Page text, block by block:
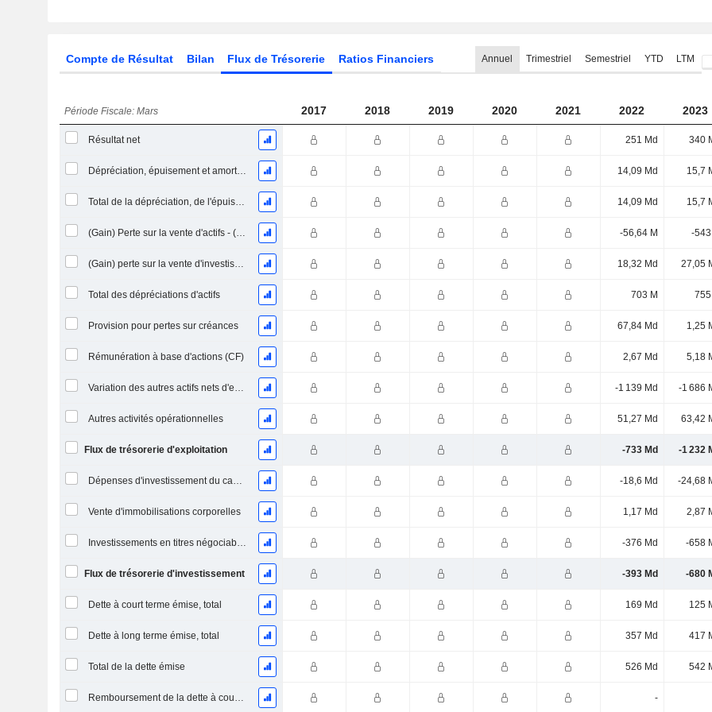
Compte de Résultat Bilan Flux de Trésorerie Ratios Financiers Annuel Trimestriel Semestriel YTD LTM
Période Fiscale: Mars 2017 2018 2019 2020 2021 2022 2023
Résultat net 251 Md 340
Dépréciation, épuisement et amortissement 14,09 Md 15,7
Total de la dépréciation, de l'épuisement et de l'amortissement 14,09 Md 15,7
(Gain) Perte sur la vente d'actifs - (CF) -56,64 M -543
(Gain) perte sur la vente d'investissements - (CF) 18,32 Md 27,05
Total des dépréciations d'actifs 703 M 755
Provision pour pertes sur créances 67,84 Md 1,25
Rémunération à base d'actions (CF) 2,67 Md 5,18
Variation des autres actifs nets d'exploitation (perçus) -1 139 Md -1 686
Autres activités opérationnelles 51,27 Md 63,42
Flux de trésorerie d'exploitation -733 Md -1 232
Dépenses d'investissement du capital (CAPEX) -18,6 Md -24,68
Vente d'immobilisations corporelles 1,17 Md 2,87
Investissements en titres négociables et en actions, total -376 Md -658
Flux de trésorerie d'investissement -393 Md -680
Dette à court terme émise, total 169 Md 125
Dette à long terme émise, total 357 Md 417
Total de la dette émise 526 Md 542
Remboursement de la dette à court terme, total -